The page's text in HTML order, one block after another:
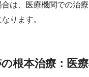
は、医療機関での治
ります。
根本治療：医